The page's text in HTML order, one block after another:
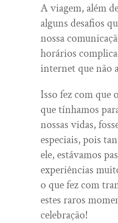
A viagem, além
alguns desafios
nossa
horários
internet que não
Isso fez com que
que tínhamos
nossas vidas,
especiais, pois
ele, estávamos
experiências
o que fez com
estes raros
celebração!